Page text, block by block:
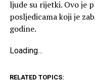
ljude su rijetki. Ovo je
posljedicama koji je
godine.
Loading...
RELATED TOPICS: